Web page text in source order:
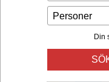
Personer
Din